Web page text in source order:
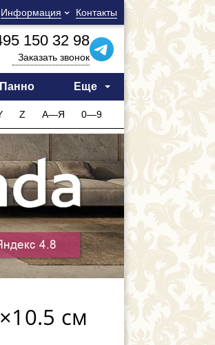
Информация Контакты
150 32 98
Заказать звонок
Панно Еще
Z А—Я 0—9
см